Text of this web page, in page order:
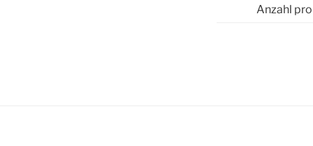
Anzahl